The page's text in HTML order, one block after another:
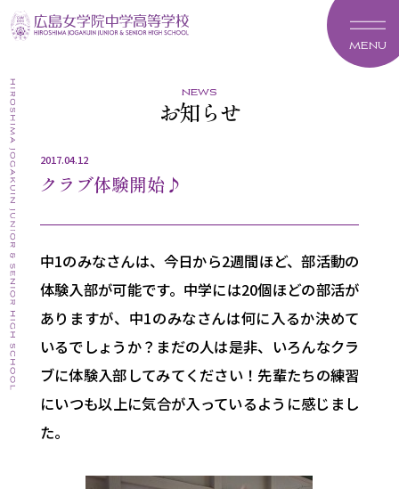
MENU
news
お知らせ
2017.04.12
クラブ体験開始♪
中1のみなさんは、今日から2週間ほど、部活動の
体験入部が可能です。中学には20個ほどの部活が
ありますが、中1のみなさんは何に入るか決めて
いるでしょうか？まだの人は是非、いろんなクラ
ブに体験入部してみてください！先輩たちの練習
にいつも以上に気合が入っているように感じまし
た。